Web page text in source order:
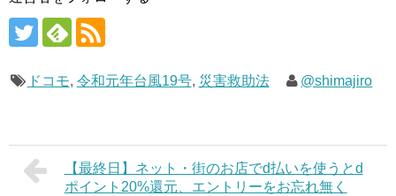
ドコモ, 令和元年台風19号, 災害救助法 @shimajiro
【最終日】ネット・街のお店でd払いを使うとd
ポイント20%還元、エントリーをお忘れ無く